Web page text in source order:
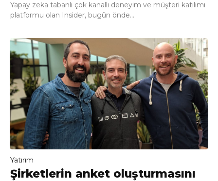
Yapay zeka tabanlı çok kanallı deneyim ve müşteri katılımı
platformu olan Insider, bugün önde...
Yatırım
Şirketlerin anket oluşturmasını